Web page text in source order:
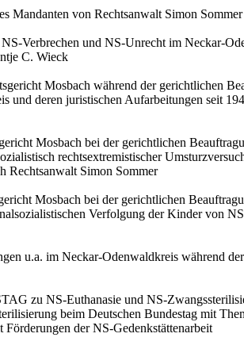
Mandanten von Rechtsanwalt Simon Sommer
Verbrechen und NS-Unrecht im Neckar-
C. Wieck
Mosbach während der gerichtlichen
deren juristischen Aufarbeitungen seit
Mosbach bei der gerichtlichen
rechtsextremistischer
Rechtsanwalt Simon Sommer
Mosbach bei der gerichtlichen
Verfolgung der Kinder
u.a. im Neckar-Odenwaldkreis während
zu NS-Euthanasie und NS-
beim Deutschen Bundestag mit
der NS-Gedenkstättenarbeit